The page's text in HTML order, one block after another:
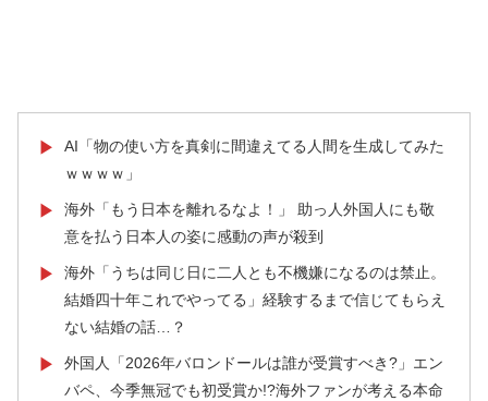
▶
AI「物の使い方を真剣に間違えてる人間を生成してみた
ｗｗｗｗ」
▶
海外「もう日本を離れるなよ！」 助っ人外国人にも敬
意を払う日本人の姿に感動の声が殺到
▶
海外「うちは同じ日に二人とも不機嫌になるのは禁止。
結婚四十年これでやってる」経験するまで信じてもらえ
ない結婚の話…？
▶
外国人「2026年バロンドールは誰が受賞すべき?」エン
バペ、今季無冠でも初受賞か!?海外ファンが考える本命